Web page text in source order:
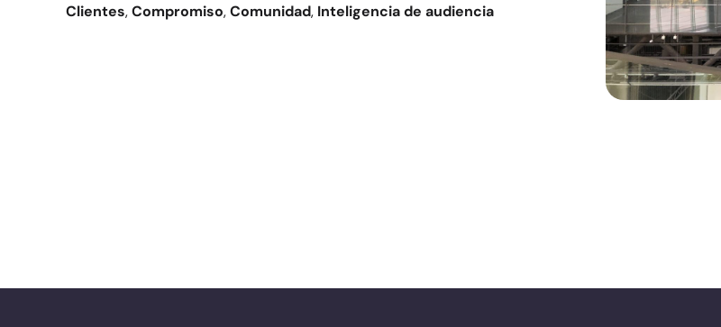
Clientes, Compromiso, Comunidad, Inteligencia de audiencia